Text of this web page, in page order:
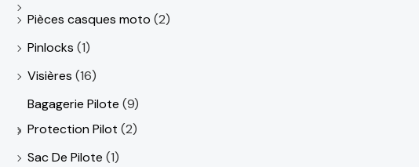
Pièces casques moto (2)
Pinlocks (1)
Visières (16)
Bagagerie Pilote (9)
Protection Pilot (2)
Sac De Pilote (1)